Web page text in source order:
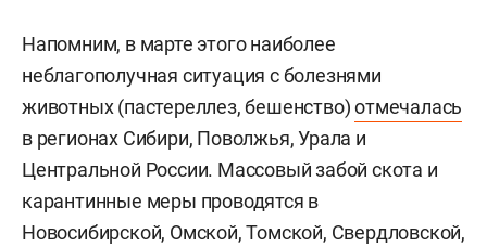
Напомним, в марте этого наиболее
неблагополучная ситуация с болезнями
животных (пастереллез, бешенство)отмечалась
в регионах Сибири, Поволжья, Урала и
Центральной России. Массовый забой скота и
карантинные меры проводятся в
Новосибирской, Омской, Томской, Свердловской,